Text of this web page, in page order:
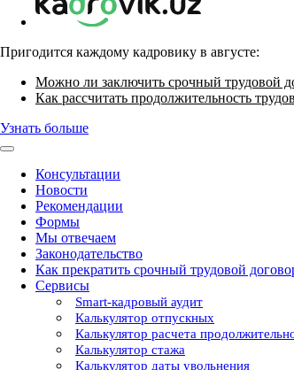
Пригодится каждому кадровику в августе:
Можно ли заключить срочный трудовой
Как рассчитать продолжительность
Узнать больше
Консультации
Новости
Рекомендации
Формы
Мы отвечаем
Законодательство
Как прекратить срочный трудовой
Сервисы
Smart-кадровый аудит
Калькулятор отпускных
Калькулятор расчета
Калькулятор стажа
Калькулятор даты увольнения